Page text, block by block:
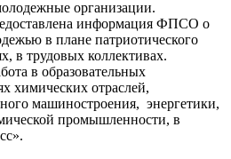
организации.
информация ФПСО о
в плане патриотического
в трудовых коллективах.
в образовательных
химических отраслей,
машиностроения, энергетики,
промышленности, в